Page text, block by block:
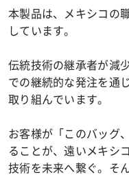
本製品は、メキシコの
しています。
伝統技術の継承者が減
での継続的な発注を通
取り組んでいます。
お客様が「このバッグ
ることが、遠いメキシ
技術を未来へ繋ぐ。そ